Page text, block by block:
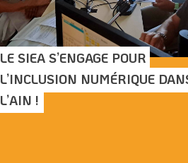
LE SIEA S’ENGAGE POUR
L’INCLUSION NUMÉRIQUE
L’AIN !